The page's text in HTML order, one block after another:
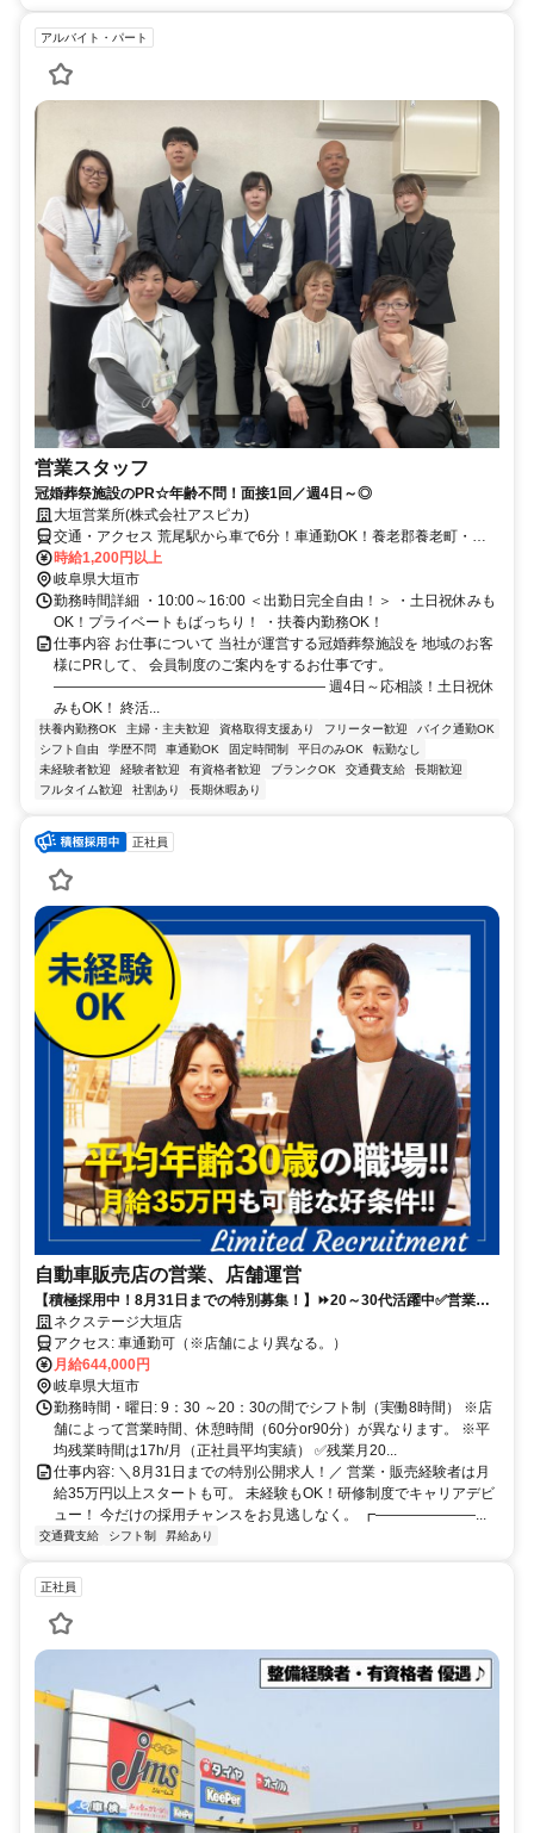
アルバイト・パート
営業スタッフ
冠婚葬祭施設のPR☆年齢不問！面接1回／週4日～◎
大垣営業所(株式会社アスピカ)
交通・アクセス 荒尾駅から車で6分！車通勤OK！養老郡養老町・揖
斐郡大野町・安八郡神戸町・不破郡垂井町方面からもアクセス便利で
す。
時給1,200円以上
岐阜県大垣市
勤務時間詳細 ・10:00～16:00 ＜出勤日完全自由！＞ ・土日祝休みも
OK！プライベートもばっちり！ ・扶養内勤務OK！
仕事内容 お仕事について 当社が運営する冠婚葬祭施設を 地域のお客
様にPRして、 会員制度のご案内をするお仕事です。
――――――――――――――――――― 週4日～応相談！土日祝休
みもOK！ 終活...
扶養内勤務OK 主婦・主夫歓迎 資格取得支援あり フリーター歓迎
バイク通勤OK
シフト自由
学歴不問 車通勤OK 固定時間制 平日のみOK
転勤なし
未経験者歓迎
経験者歓迎 有資格者歓迎 ブランクOK 交通費支給
長期歓迎
フルタイム歓迎
社割あり 長期休暇あり
正社員
自動車販売店の営業、店舗運営
【積極採用中！8月31日までの特別募集！】⏩️20～30代活躍中✅営業&
販売経験者優遇あり×未経験もOK！（研修あり）※要普通自動車免許
ネクステージ大垣店
アクセス: 車通勤可（※店舗により異なる。）
月給644,000円
岐阜県大垣市
勤務時間・曜日: 9：30 ～20：30の間でシフト制（実働8時間） ※店
舗によって営業時間、休憩時間（60分or90分）が異なります。 ※平
均残業時間は17h/月（正社員平均実績） ✅残業月20...
仕事内容: ＼8月31日までの特別公開求人！／ 営業・販売経験者は月
給35万円以上スタートも可。 未経験もOK！研修制度でキャリアデビ
ュー！ 今だけの採用チャンスをお見逃しなく。 ┏―――――――...
交通費支給 シフト制 昇給あり
正社員